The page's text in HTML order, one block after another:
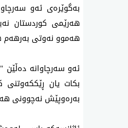
به‌گوێره‌ی ئه‌و
هه‌رێمی كوردستان
هه‌موو نه‌وتی به‌رهه‌م
ئه‌و سه‌رچاوانه‌ ده‌ڵێن
بكات یان
به‌ره‌وپێش نه‌چوونی‌